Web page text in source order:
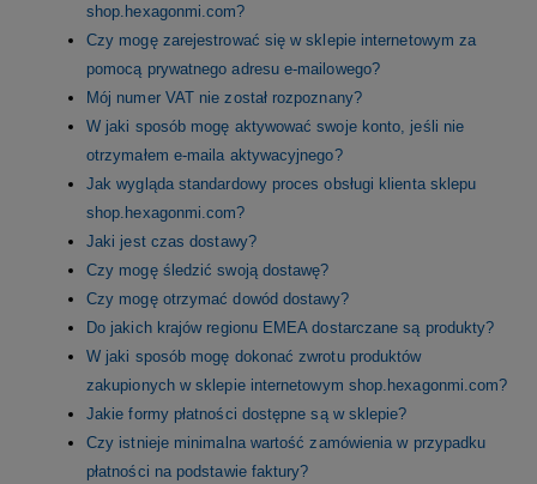
shop.hexagonmi.com?
Czy mogę zarejestrować się w sklepie internetowym za
pomocą prywatnego adresu e-mailowego?
Mój numer VAT nie został rozpoznany?
W jaki sposób mogę aktywować swoje konto, jeśli nie
otrzymałem e-maila aktywacyjnego?
Jak wygląda standardowy proces obsługi klienta sklepu
shop.hexagonmi.com?
Jaki jest czas dostawy?
Czy mogę śledzić swoją dostawę?
Czy mogę otrzymać dowód dostawy?
Do jakich krajów regionu EMEA dostarczane są produkty?
W jaki sposób mogę dokonać zwrotu produktów
zakupionych w sklepie internetowym shop.hexagonmi.com?
Jakie formy płatności dostępne są w sklepie?
Czy istnieje minimalna wartość zamówienia w przypadku
płatności na podstawie faktury?